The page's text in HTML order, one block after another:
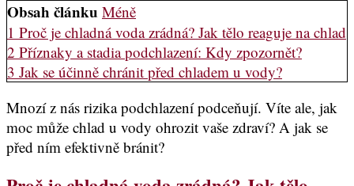
Obsah článku Méně
1 Proč je chladná voda zrádná? Jak tělo reaguje na chlad
2 Příznaky a stadia podchlazení: Kdy zpozornět?
3 Jak se účinně chránit před chladem u vody?
Mnozí z nás rizika podchlazení podceňují. Víte ale, jak
moc může chlad u vody ohrozit vaše zdraví? A jak se
před ním efektivně bránit?